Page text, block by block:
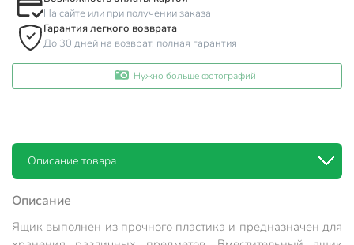
На сайте или при получении заказа
Гарантия легкого возврата
До 30 дней на возврат, полная гарантия
Нужно больше фотографий
Описание товара
Описание
Ящик выполнен из прочного пластика и предназначен для